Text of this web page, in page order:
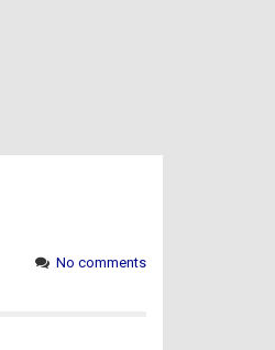
No comments